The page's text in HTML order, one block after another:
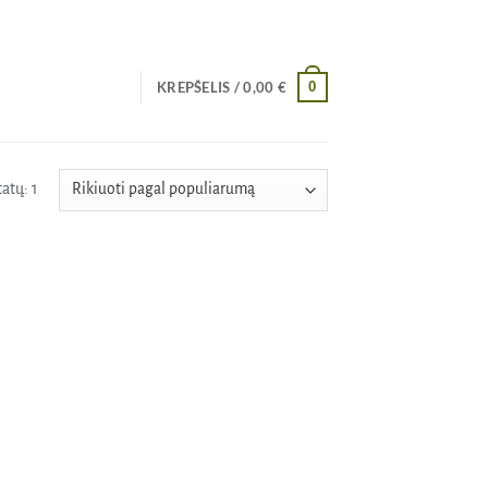
KREPŠELIS /0,00 € 0
1